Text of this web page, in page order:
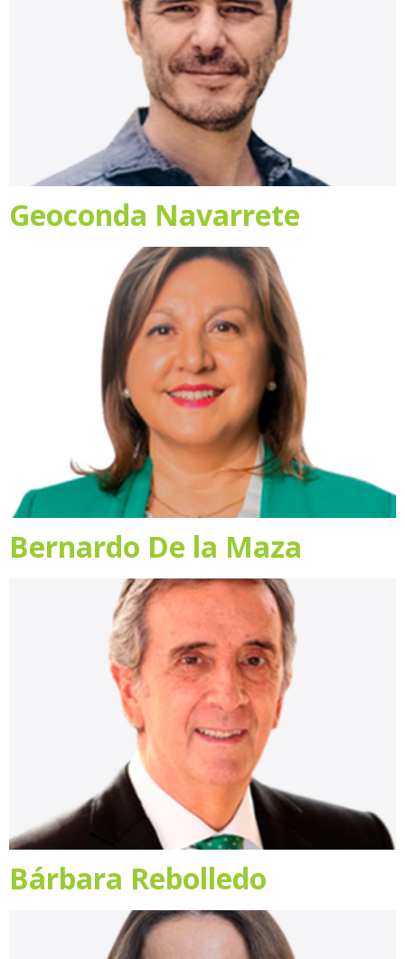
Geoconda Navarrete
Bernardo De la Maza
Bárbara Rebolledo